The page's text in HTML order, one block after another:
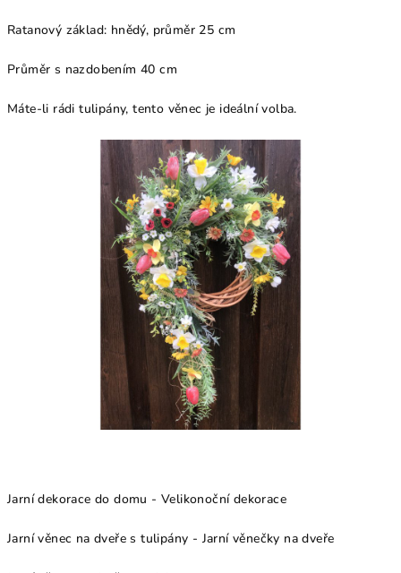
Ratanový základ: hnědý, průměr 25 cm
Průměr s nazdobením 40 cm
Máte-li rádi tulipány, tento věnec je ideální volba.
Jarní dekorace do domu - Velikonoční dekorace
Jarní věnec na dveře s tulipány - Jarní věnečky na dveře